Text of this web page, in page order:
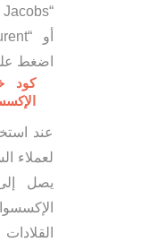
اضغط
كود
عند
لعملاء